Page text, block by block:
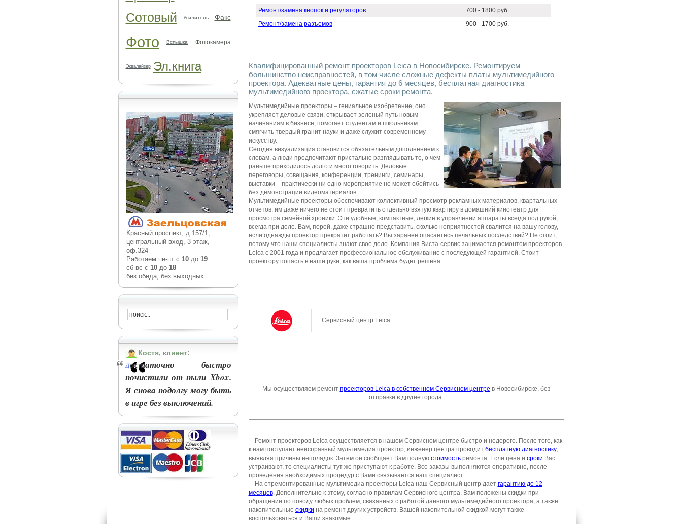
Сотовый Усилитель Факс
Фото Вспышка Фотокамера
Эквалайзер Эл.книга
Красный проспект, д.157/1,
центральный вход, 3 этаж,
оф.324
Работаем пн-пт с 10до 19
сб-вс с 10до 18
без обеда, без выходных
Костя, клиент:
Достаточно быстро
почистили от пыли Xbox.
Я снова подолгу могу быть
в игре без выключений.
Ремонт/замена кнопок и регуляторов
700 - 1800 руб.
Ремонт/замена разъемов
900 - 1700 руб.
Квалифицированный ремонт проекторов Leica в Новосибирске. Ремонтируем
большинство неисправностей, в том числе сложные дефекты платы мультимедийного
проектора. Адекватные цены, гарантия до 6 месяцев, бесплатная диагностика
мультимедийного проектора, сжатые сроки ремонта.
Мультимедийные проекторы – гениальное изобретение, оно
укрепляет деловые связи, открывает зеленый путь новым
начинаниям в бизнесе, помогает студентам и школьникам
смягчить твердый гранит науки и даже служит современному
искусству.
Сегодня визуализация становится обязательным дополнением к
словам, а люди предпочитают пристально разглядывать то, о чем
раньше приходилось долго и много говорить. Деловые
переговоры, совещания, конференции, тренинги, семинары,
выставки – практически ни одно мероприятие не может обойтись
без демонстрации видеоматериалов.
Мультимедийные проекторы обеспечивают коллективный просмотр рекламных материалов, квартальных
отчетов, им даже ничего не стоит превратить отдельно взятую квартиру в домашний кинотеатр для
просмотра семейной хроники. Эти удобные, компактные, легкие в управлении аппараты всегда под рукой,
всегда при деле. Вам, порой, даже страшно представить, сколько неприятностей свалится на вашу голову,
если однажды проектор прекратит работать? Вы заранее опасаетесь печальных последствий? Не стоит,
потому что наши специалисты знают свое дело. Компания Виста-сервис занимается ремонтом проекторов
Leicaс 2001 года и предлагает профессиональное обслуживание с последующей гарантией. Стоит
проектору попасть в наши руки, как ваша проблема будет решена.
Сервисный центр Leica
Мы осуществляем ремонт проекторов Leica в собственном Сервисном центре в Новосибирске, без
отправки в другие города.
Ремонт проекторов Leicaосуществляется в нашем Сервисном центре быстро и недорого. После того, как
к нам поступает неисправный мультимедиа проектор, инженер центра проводит бесплатную диагностику,
выявляя причины неполадок. Затем он сообщает Вам полную стоимостьремонта. Если цена и сроки Вас
устраивают, то специалисты тут же приступают к работе. Все заказы выполняются оперативно, после
проведения необходимых процедур с Вами связывается наш специалист.
На отремонтированные мультимедиа проекторы Leica наш Сервисный центр дает гарантию до 12
месяцев. Дополнительно к этому, согласно правилам Сервисного центра, Вам положены скидки при
обращении по поводу любых проблем, связанных с работой данного мультимедийного проектора, а также
накопительные скидки на ремонт других устройств. Вашей накопительной скидкой могут также
воспользоваться и Ваши знакомые.